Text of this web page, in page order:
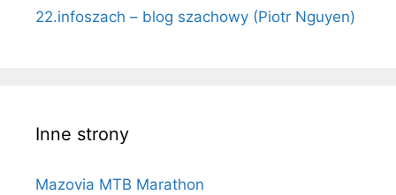
22.infoszach – blog szachowy (Piotr Nguyen)
Inne strony
Mazovia MTB Marathon